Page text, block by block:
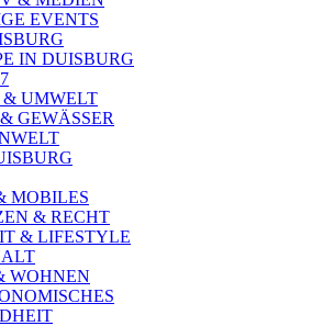
EVENTS
IN DUISBURG
& UMWELT
GEWÄSSER
MOBILES
& RECHT
& LIFESTYLE
WOHNEN